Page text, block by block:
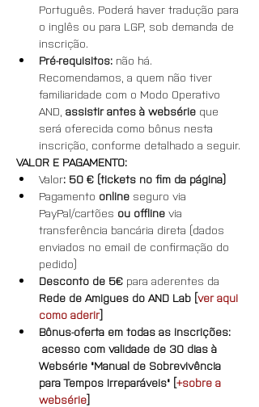
Português. Poderá haver tradução para
o inglês ou para LGP, sob demanda de
inscrição.
Pré-requisitos: não há.
Recomendamos, a quem não tiver
familiaridade com o Modo Operativo
AND, assistir antes à websérie que
será oferecida como bônus nesta
inscrição, conforme detalhado a seguir.
VALOR E PAGAMENTO:
Valor: 50 € (tickets no fim da página)
Pagamento online seguro via
PayPal/cartões ou offline via
transferência bancária direta (dados
enviados no email de confirmação do
pedido)
Desconto de 5€ para aderentes da
Rede de Amigues do AND Lab [ver aqui
como aderir]
Bônus-oferta em todas as inscrições:
acesso com validade de 30 dias à
Websérie "Manual de Sobrevivência
para Tempos Irreparáveis" [+sobre a
websérie]